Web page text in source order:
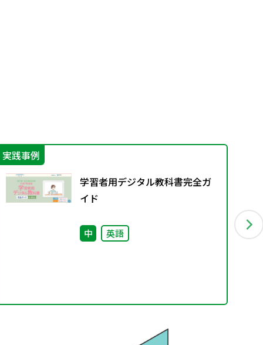
実践事例
学習者用デジタル教科書完全ガ
イド
中 英語